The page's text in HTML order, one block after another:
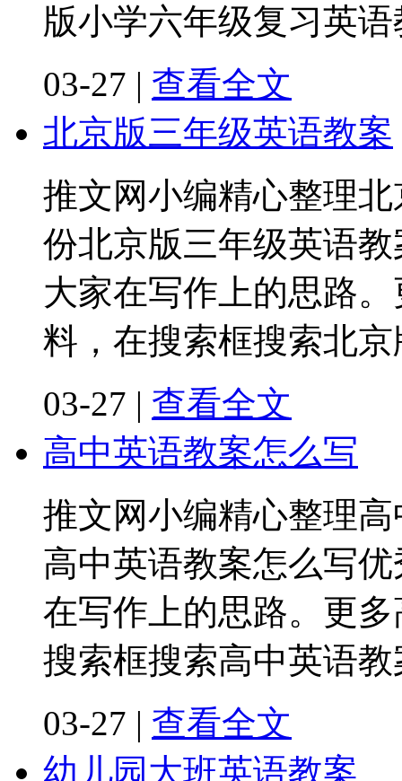
版小学六年级复习英
03-27 | 查看全文
北京版三年级英语教案
推文网小编精心整理
份北京版三年级英语
大家在写作上的思路
料，在搜索框搜索北
03-27 | 查看全文
高中英语教案怎么写
推文网小编精心整理
高中英语教案怎么写
在写作上的思路。更
搜索框搜索高中英语
03-27 | 查看全文
幼儿园大班英语教案